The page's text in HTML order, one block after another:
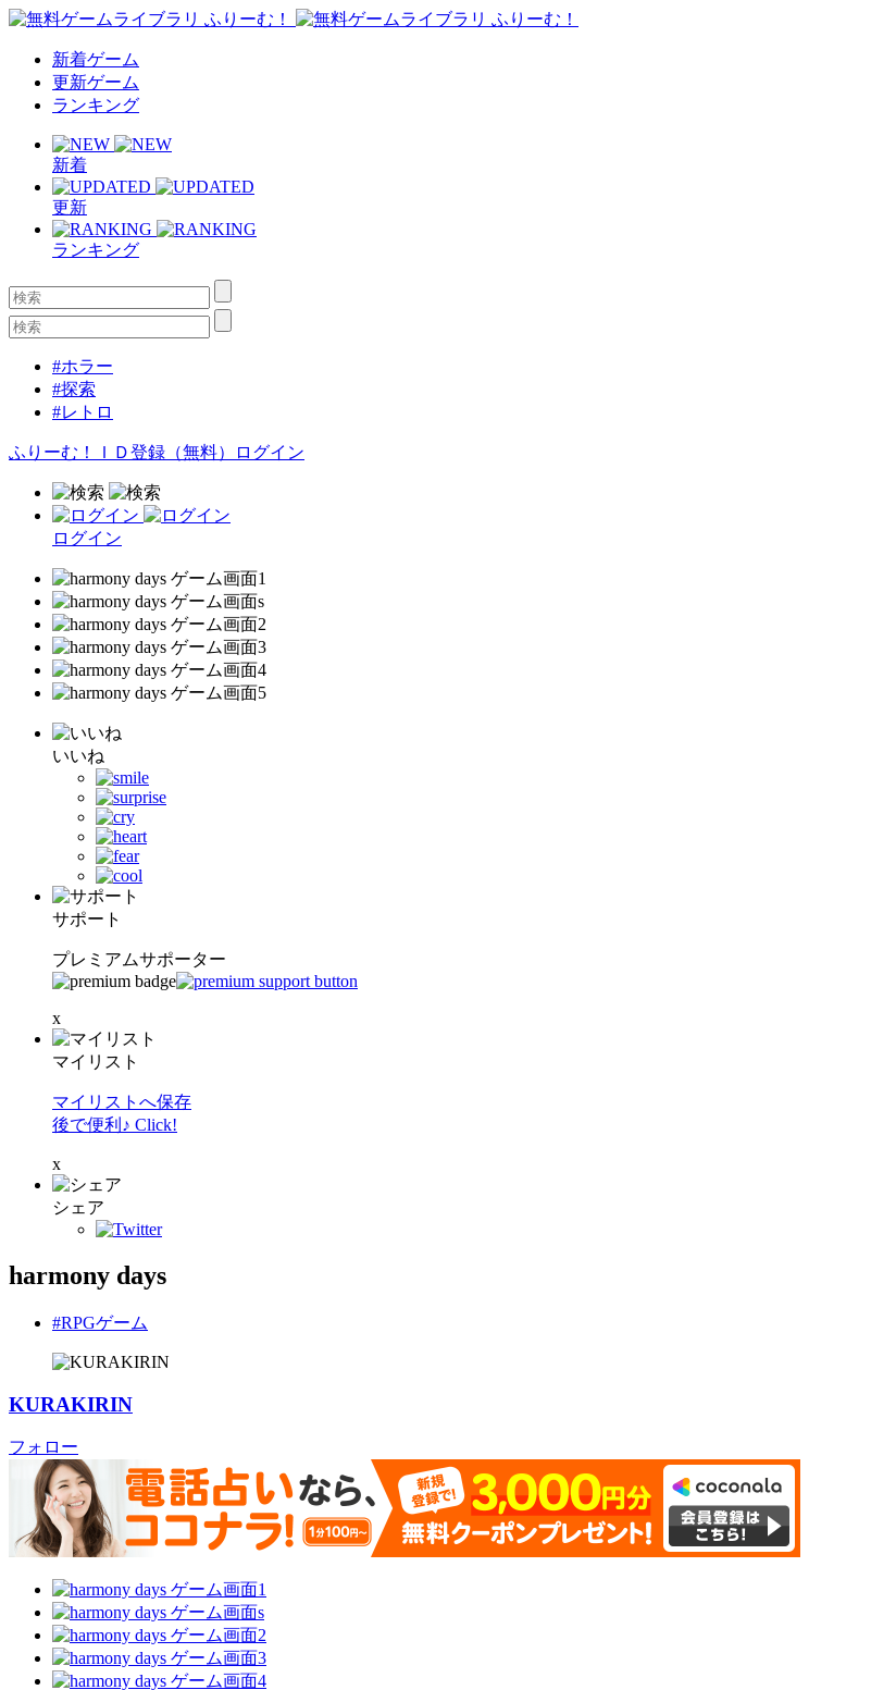
新着ゲーム
更新ゲーム
ランキング
新着
更新
ランキング
#ホラー
#探索
#レトロ
ふりーむ！ＩＤ登録（無料） ログイン
ログイン
いいね
サポート
プレミアムサポーター
x
マイリスト
マイリストへ保存
後で便利♪ Click!
x
シェア
harmony days
#RPGゲーム
KURAKIRIN
フォロー